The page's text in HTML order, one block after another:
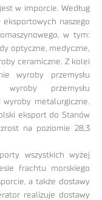
w imporcie. Według
eksportowych naszego
w tym:
optyczne, medyczne,
ceramiczne. Z kolei
wyroby przemysłu
wyroby przemysłu
wyroby metalurgiczne.
eksport do Stanów
na poziomie 28,3
wszystkich wyżej
frachtu morskiego
a także dostawy
realizuje dostawy